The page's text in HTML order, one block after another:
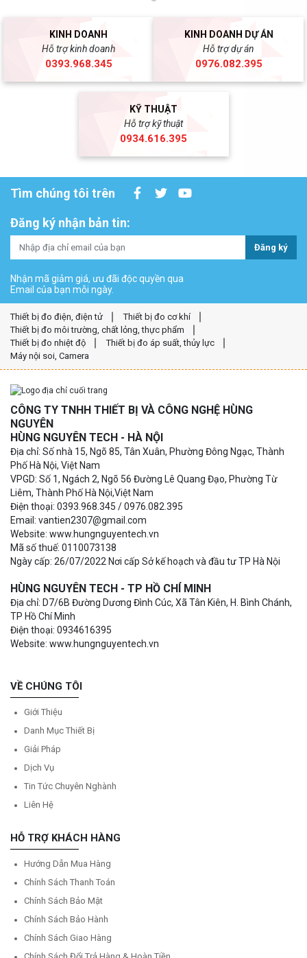
KINH DOANH
Hỗ trợ kinh doanh
0393.968.345
KINH DOANH DỰ ÁN
Hỗ trợ dự án
0976.082.395
KỸ THUẬT
Hỗ trợ kỹ thuật
0934.616.395
Tìm chúng tôi trên
Đăng ký nhận bản tin:
Đăng ký
Nhận mã giảm giá, ưu đãi độc quyền qua
Email của bạn mỗi ngày.
Thiết bị đo điện, điện tử
Thiết bị đo cơ khí
Thiết bị đo môi trường, chất lỏng, thực phẩm
Thiết bị đo nhiệt độ
Thiết bị đo áp suất, thủy lực
Máy nội soi, Camera
CÔNG TY TNHH THIẾT BỊ VÀ CÔNG NGHỆ HÙNG
NGUYÊN
HÙNG NGUYÊN TECH - HÀ NỘI
Địa chỉ: Số nhà 15, Ngõ 85, Tân Xuân, Phường Đông Ngạc, Thành
Phố Hà Nội, Việt Nam
VPGD: Số 1, Ngách 2, Ngõ 56 Đường Lê Quang Đạo, Phường Từ
Liêm, Thành Phố Hà Nội,Việt Nam
Điện thoại: 0393.968.345 / 0976.082.395
Email: vantien2307@gmail.com
Website: www.hungnguyentech.vn
Mã số thuế: 0110073138
Ngày cấp: 26/07/2022 Nơi cấp Sở kế hoạch và đầu tư TP Hà Nội
HÙNG NGUYÊN TECH - TP HỒ CHÍ MINH
Địa chỉ: D7/6B Đường Dương Đình Cúc, Xã Tân Kiên, H. Bình Chánh,
TP Hồ Chí Minh
Điện thoại: 0934616395
Website: www.hungnguyentech.vn
VỀ CHÚNG TÔI
Giới Thiệu
Danh Mục Thiết Bị
Giải Pháp
Dịch Vụ
Tin Tức Chuyên Nghành
Liên Hệ
HỖ TRỢ KHÁCH HÀNG
Hướng Dẫn Mua Hàng
Chính Sách Thanh Toán
Chính Sách Bảo Mật
Chính Sách Bảo Hành
Chính Sách Giao Hàng